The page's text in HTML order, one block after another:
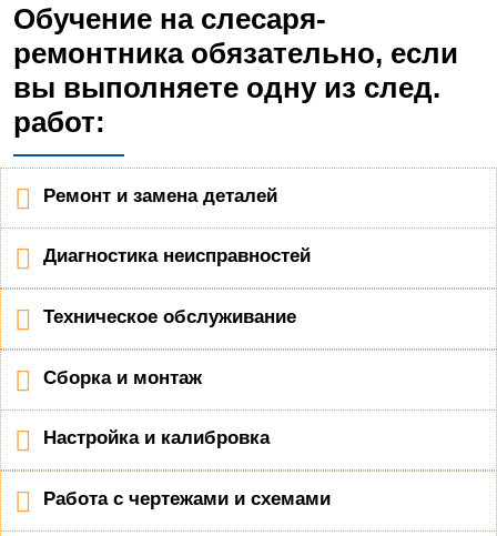
Обучение на слесаря-
ремонтника обязательно, если
вы выполняете одну из след.
работ:
Ремонт и замена деталей
Диагностика неисправностей
Техническое обслуживание
Сборка и монтаж
Настройка и калибровка
Работа с чертежами и схемами